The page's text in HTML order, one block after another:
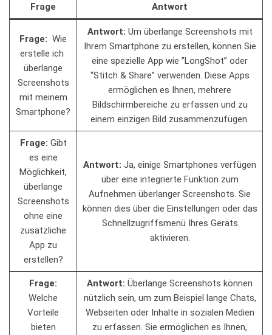
Frage Antwort
Frage: ‌ Wie
erstelle ich ​
überlange
Screenshots
mit meinem
Smartphone?
Antwort: Um überlange Screenshots mit
Ihrem Smartphone zu erstellen, können⁣ Sie
eine⁤ spezielle App wie ⁢”LongShot” oder
“Stitch &⁣ Share” verwenden. Diese Apps
ermöglichen es‌ Ihnen, mehrere
Bildschirmbereiche zu erfassen ⁤und zu
einem ⁣einzigen Bild zusammenzufügen.
Frage: Gibt
‌es eine
Möglichkeit,
überlange
Screenshots
ohne eine
zusätzliche
App zu
erstellen?
Antwort: Ja, ​einige Smartphones verfügen
über ‌eine integrierte Funktion zum
Aufnehmen⁤ überlanger Screenshots. Sie
können dies über die Einstellungen oder das
Schnellzugriffsmenü Ihres Geräts
aktivieren.
Frage:
Welche
Vorteile
bieten
Antwort: Überlange Screenshots können
nützlich ⁣sein, ‌um zum Beispiel​ lange Chats,
Webseiten oder Inhalte ​in sozialen Medien
‌zu erfassen.⁤ Sie ermöglichen es Ihnen,